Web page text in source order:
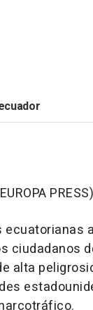
PRESS)
ecuatorianas
ciudadanos
alta